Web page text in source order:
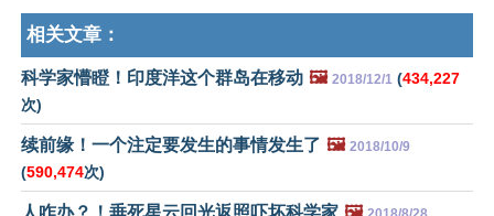
相关文章：
科学家懵瞪！印度洋这个群岛在移动 🖼️ 2018/12/1 (434,227
次)
续前缘！一个注定要发生的事情发生了 🖼️ 2018/10/9
(590,474次)
人咋办？！垂死星云回光返照吓坏科学家 🖼️